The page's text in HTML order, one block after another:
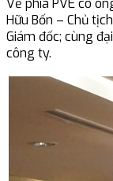
Hữu Bốn – Chủ
Giám đốc; cùng
công ty.